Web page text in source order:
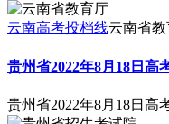
云南高考投档线云南省
贵州省2022年8月18日高
贵州省2022年8月18日高